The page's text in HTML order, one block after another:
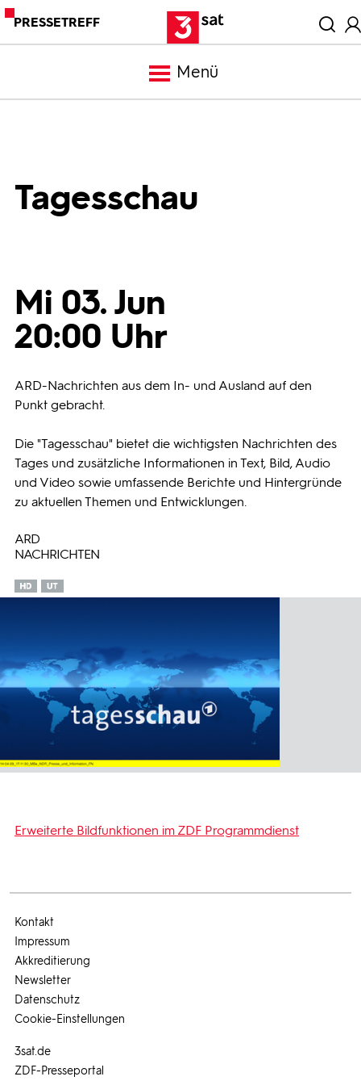
PRESSETREFF
Menü
Bilder
Programmwochen
3sat
Tagesschau
Mi 03. Jun
20:00 Uhr
ARD-Nachrichten aus dem In- und Ausland auf den
Punkt gebracht.
Die "Tagesschau" bietet die wichtigsten Nachrichten des
Tages und zusätzliche Informationen in Text, Bild, Audio
und Video sowie umfassende Berichte und Hintergründe
zu aktuellen Themen und Entwicklungen.
ARD
NACHRICHTEN
Erweiterte Bildfunktionen im ZDF Programmdienst
3sat.de
ZDF-Presseportal
Kontakt
Impressum
Akkreditierung
Newsletter
Datenschutz
Cookie-Einstellungen